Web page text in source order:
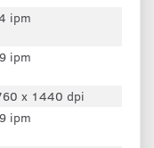
ipm
ipm
x 1440 dpi
ipm